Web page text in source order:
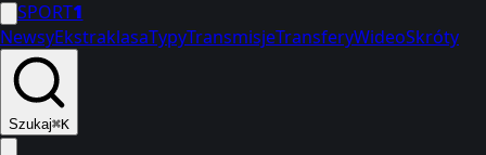
SPORT1
NewsyEkstraklasaTypyTransmisjeTransferyWideoSkróty
Szukaj⌘K